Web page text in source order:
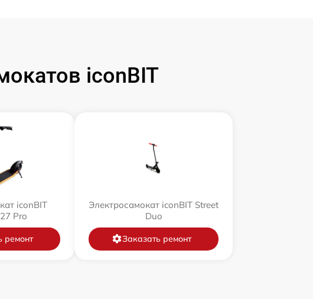
iconBIT
iconBIT
Pro
ремонт
Электросамокат iconBIT Street
Duo
Заказать ремонт